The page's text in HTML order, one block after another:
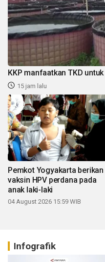
KKP manfaatkan TKD
15 jam lalu
Pemkot Yogyakarta berikan
vaksin HPV perdana pada
anak laki-laki
04 August 2026 15:59 WIB
Infografik